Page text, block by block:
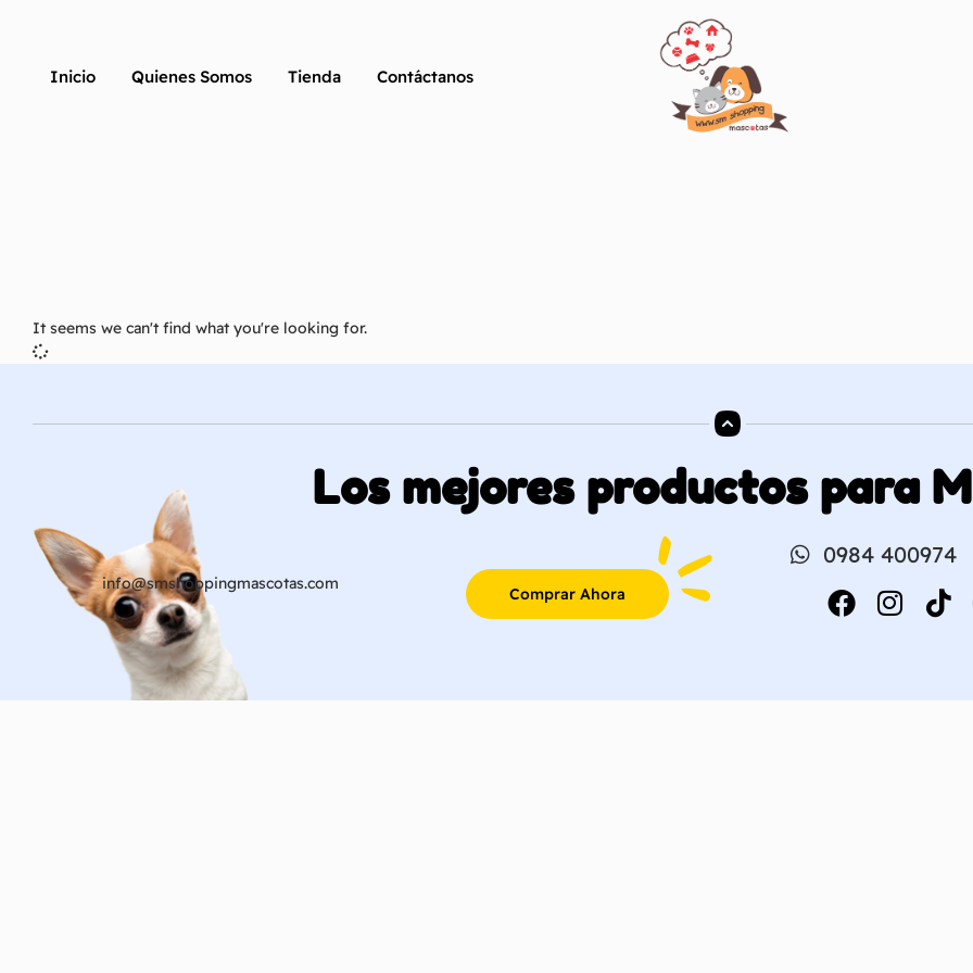
Inicio Quienes Somos Tienda Contáctanos
It seems we can't find what you're looking for.
Los mejores productos para
info@smshoppingmascotas.com
Comprar Ahora
0984 400974